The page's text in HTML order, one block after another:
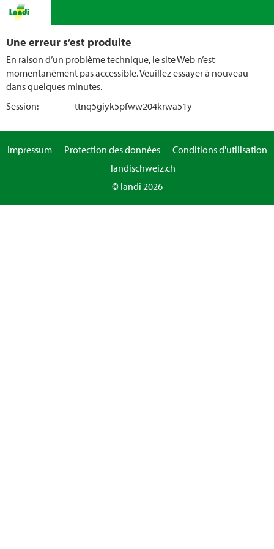
Une erreur s’est produite
En raison d’un problème technique, le site Web n’est
momentanément pas accessible. Veuillez essayer à nouveau
dans quelques minutes.
Session:
ttnq5giyk5pfww204krwa51y
Impressum Protection des données
Conditions d'utilisation
landischweiz.ch
© landi 2026